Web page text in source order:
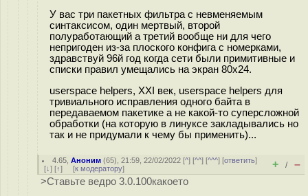
У вас три пакетных фильтра с невменяемым
синтаксисом, один мертвый, второй
полуработающий а третий вообще ни для чего
непригоден из-за плоского конфига с номерками,
здравствуй 96й год когда сети были примитивные и
списки правил умещались на экран 80x24.
userspace helpers, XXI век, userspace helpers для
тривиального исправления одного байта в
передаваемом пакетике а не какой-то суперсложной
обработки (на которую в линуксе закладывались но
так и не придумали к чему бы применить)...
4.65 ,Аноним (65), 21:59, 22/02/2022 [^] [^^] [^^^] [ответить]
[↓] [↑] [к модератору] + / –
>Ставьте ведро 3.0.100какоето